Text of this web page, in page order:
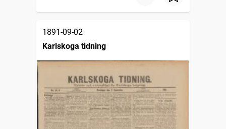
1891-09-02
Karlskoga tidning